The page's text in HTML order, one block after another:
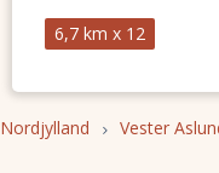
6,7 km x 12
Nordjylland Vester